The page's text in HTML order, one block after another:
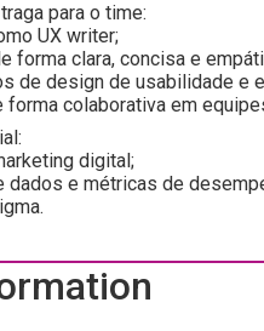
para o time:
UX writer;
forma clara, concisa e
de design de usabilidade e
forma colaborativa em
digital;
dados e métricas de